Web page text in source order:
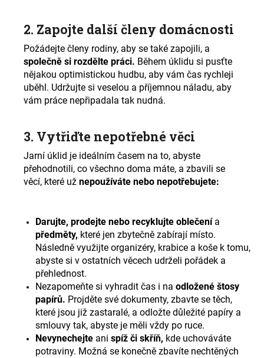
2. Zapojte další členy domácnosti
Požádejte členy rodiny, aby se také zapojili, a
společně si rozdělte práci. Během úklidu si pusťte
nějakou optimistickou hudbu, aby vám čas rychleji
uběhl. Udržujte si veselou a příjemnou náladu, aby
vám práce nepřipadala tak nudná.
3. Vytřiďte nepotřebné věci
Jarní úklid je ideálním časem na to, abyste
přehodnotili, co všechno doma máte, a zbavili se
věcí, které už nepoužíváte nebo nepotřebujete:
Darujte, prodejte nebo recyklujte oblečení a
předměty, které jen zbytečně zabírají místo.
Následně využijte organizéry, krabice a koše k tomu,
abyste si v ostatních věcech udrželi pořádek a
přehlednost.
Nezapomeňte si vyhradit čas i na odložené štosy
papírů. Projděte své dokumenty, zbavte se těch,
které jsou již zastaralé, a odložte důležité papíry a
smlouvy tak, abyste je měli vždy po ruce.
Nevynechejte ani spíž či skříň, kde uchováváte
potraviny. Možná se konečně zbavíte nechtěných